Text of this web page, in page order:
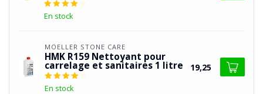
En stock
MOELLER STONE CARE
HMK R159 Nettoyant pour
carrelage et sanitaires 1 litre
En stock
19,25